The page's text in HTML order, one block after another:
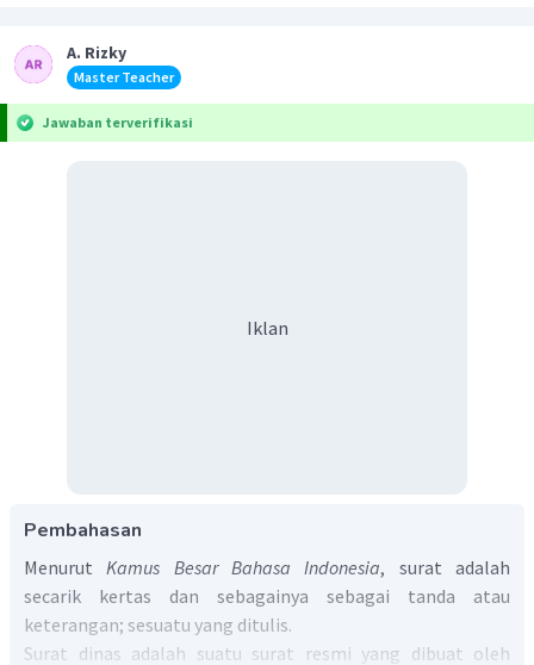
A. Rizky
Master Teacher
Jawaban terverifikasi
Iklan
Pembahasan
Menurut Kamus Besar Bahasa Indonesia, surat adalah
secarik kertas dan sebagainya sebagai tanda atau
keterangan; sesuatu yang ditulis.
Surat dinas adalah suatu surat resmi yang dibuat oleh